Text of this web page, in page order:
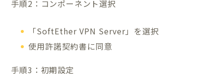
手順2：コンポーネント選択
「SoftEther VPN Server」を選択
使用許諾契約書に同意
手順3：初期設定